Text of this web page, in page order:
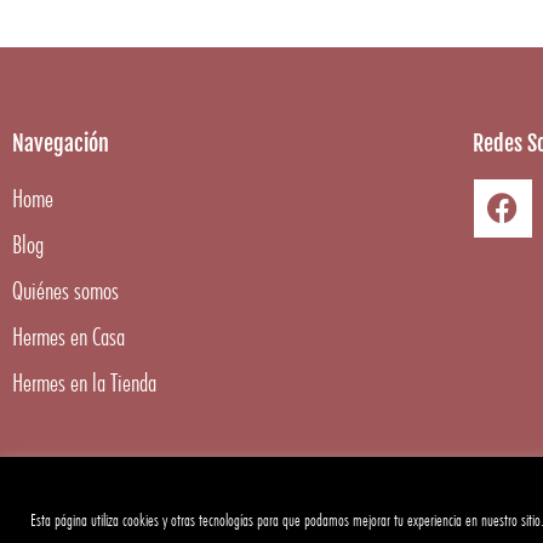
Esta página utiliza cookies y otras tecnologías para que podamos mejorar tu experiencia en nuestro sitio.
Navegación
Home
Blog
Quiénes somos
Hermes en Casa
Hermes en la Tienda
Redes
Copyright ©2026